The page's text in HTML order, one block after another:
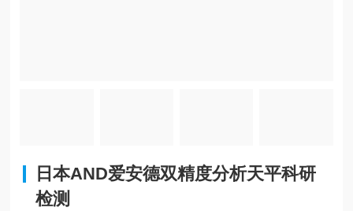
日本AND爱安德双精度分析天平科研
检测